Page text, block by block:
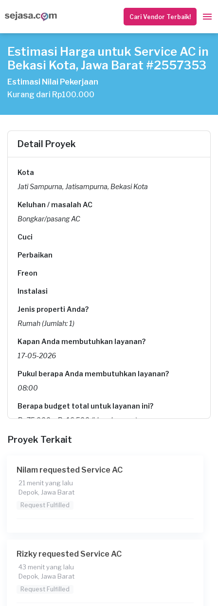
Cari Vendor Terbaik!
Estimasi Harga untuk Service AC in
Bekasi Kota, Jawa Barat #2557353
Estimasi Nilai Pekerjaan
Kurang dari Rp100.000
Detail Proyek
Kota
Jati Sampurna, Jatisampurna, Bekasi Kota
Keluhan / masalah AC
Bongkar/pasang AC
Cuci
Perbaikan
Freon
Instalasi
Jenis properti Anda?
Rumah (Jumlah: 1)
Kapan Anda membutuhkan layanan?
17-05-2026
Pukul berapa Anda membutuhkan layanan?
08:00
Berapa budget total untuk layanan ini?
Rp75.000 + Rp16.500 (biaya layanan)
Catatan
Proyek Terkait
Nilam requested Service AC
21 menit yang lalu
Depok, Jawa Barat
Request Fulfilled
Rizky requested Service AC
43 menit yang lalu
Depok, Jawa Barat
Request Fulfilled